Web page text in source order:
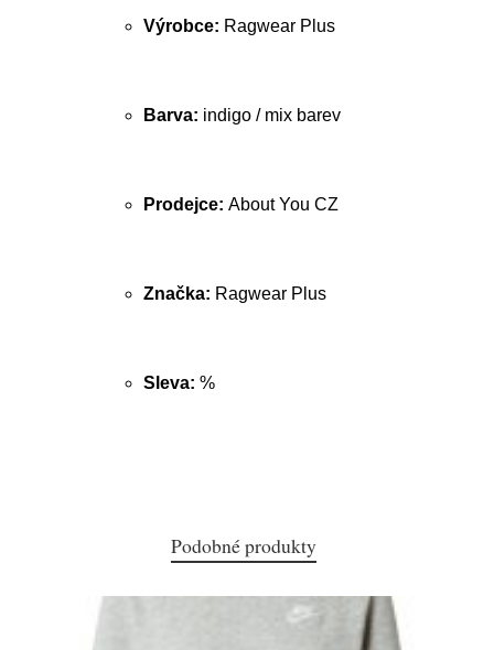
Výrobce: Ragwear Plus
Barva: indigo / mix barev
Prodejce: About You CZ
Značka: Ragwear Plus
Sleva: %
Podobné produkty